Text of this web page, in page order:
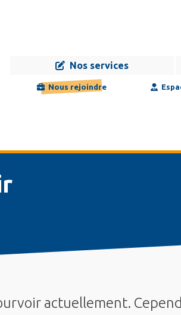
Navigation
Nos services
Nous rejoindre
actuellement.